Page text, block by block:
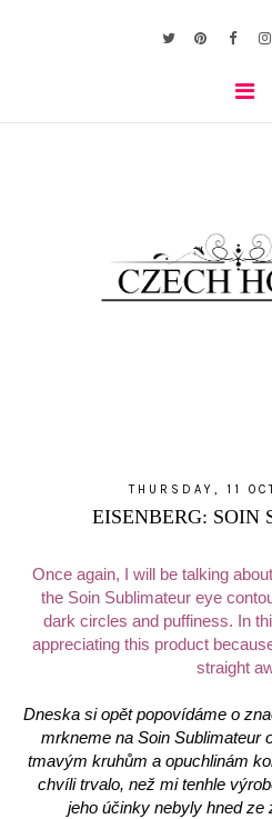
THURSDAY, 11
EISENBERG: SOIN
Once again, I will be talking about
the Soin Sublimateur eye
dark circles and puffiness. In
appreciating this product
straight
Dneska si opět popovídáme o
mrkneme na Soin Sublimateur
tmavým kruhům a opuchlinám
chvíli trvalo, než mi tenhle
jeho účinky nebyly hned ze